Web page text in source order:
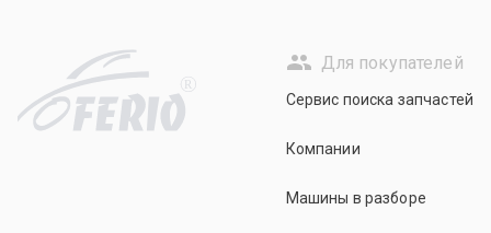
R
Для покупателей
Сервис поиска запчастей
Компании
Машины в разборе